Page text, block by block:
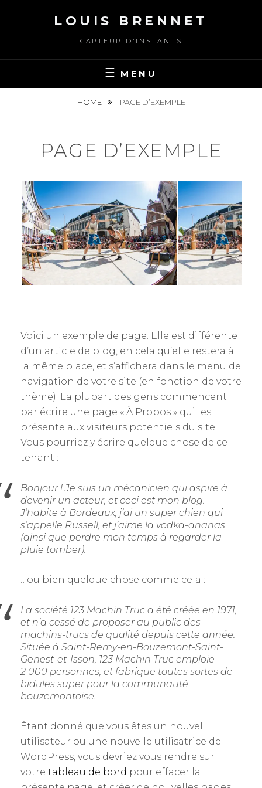
LOUIS BRENNET
CAPTEUR D'INSTANTS
MENU
HOME PAGE D’EXEMPLE
PAGE D’EXEMPLE
Voici un exemple de page. Elle est différente
d’un article de blog, en cela qu’elle restera à
la même place, et s’affichera dans le menu de
navigation de votre site (en fonction de votre
thème). La plupart des gens commencent
par écrire une page « À Propos » qui les
présente aux visiteurs potentiels du site.
Vous pourriez y écrire quelque chose de ce
tenant :
Bonjour ! Je suis un mécanicien qui aspire à
devenir un acteur, et ceci est mon blog.
J’habite à Bordeaux, j’ai un super chien qui
s’appelle Russell, et j’aime la vodka-ananas
(ainsi que perdre mon temps à regarder la
pluie tomber).
…ou bien quelque chose comme cela :
La société 123 Machin Truc a été créée en 1971,
et n’a cessé de proposer au public des
machins-trucs de qualité depuis cette année.
Située à Saint-Remy-en-Bouzemont-Saint-
Genest-et-Isson, 123 Machin Truc emploie
2 000 personnes, et fabrique toutes sortes de
bidules super pour la communauté
bouzemontoise.
Étant donné que vous êtes un nouvel
utilisateur ou une nouvelle utilisatrice de
WordPress, vous devriez vous rendre sur
votre tableau de bord pour effacer la